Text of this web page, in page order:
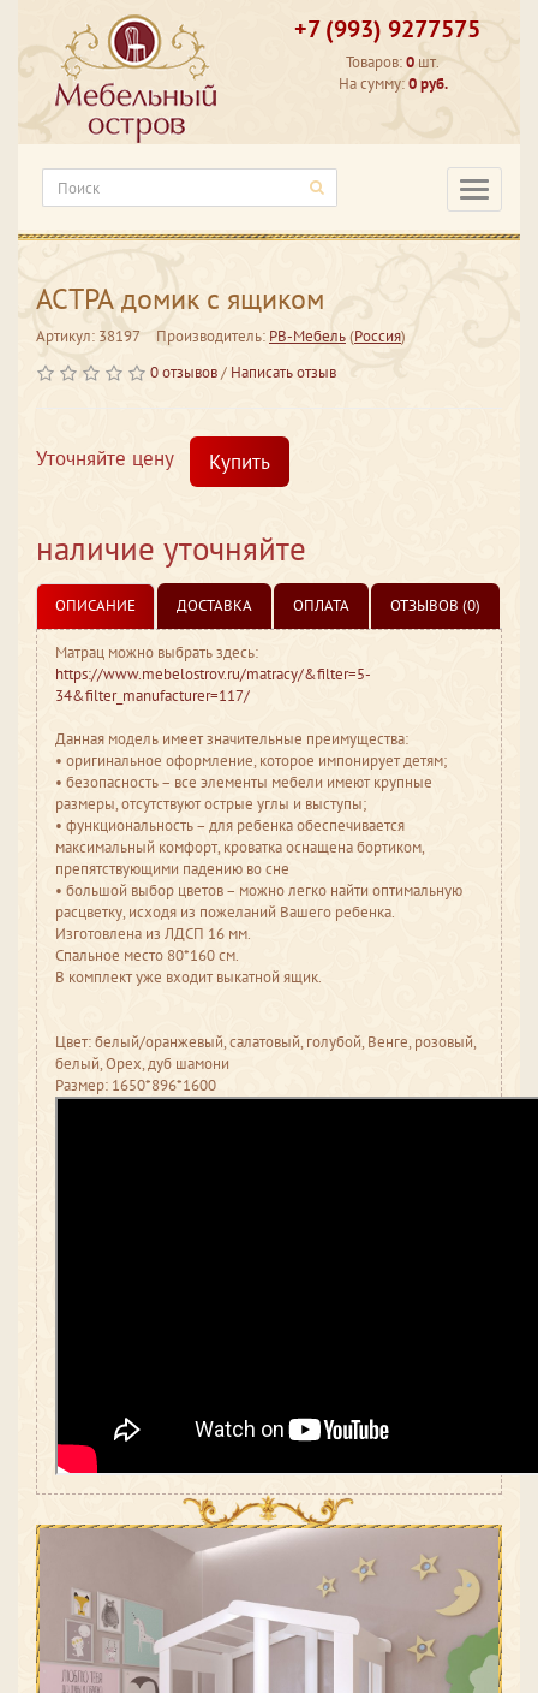
+7 (993) 9277575
Товаров:0 шт.
На сумму:0 руб.
АСТРА домик с ящиком
Артикул: 38197 Производитель: РВ-Мебель(Россия)
0 отзывов/ Написать отзыв
Уточняйте цену Купить
наличие уточняйте
ОПИСАНИЕ ДОСТАВКА ОПЛАТА ОТЗЫВОВ (0)
Матрац можно выбрать здесь:
https://www.mebelostrov.ru/matracy/&filter=5-
34&filter_manufacturer=117/
Данная модель имеет значительные преимущества:
• оригинальное оформление, которое импонирует детям;
• безопасность – все элементы мебели имеют крупные
размеры, отсутствуют острые углы и выступы;
• функциональность – для ребенка обеспечивается
максимальный комфорт, кроватка оснащена бортиком,
препятствующими падению во сне
• большой выбор цветов – можно легко найти оптимальную
расцветку, исходя из пожеланий Вашего ребенка.
Изготовлена из ЛДСП 16 мм.
Спальное место 80*160 см.
В комплект уже входит выкатной ящик.
Цвет: белый/оранжевый, салатовый, голубой, Венге, розовый,
белый, Орех, дуб шамони
Размер: 1650*896*1600